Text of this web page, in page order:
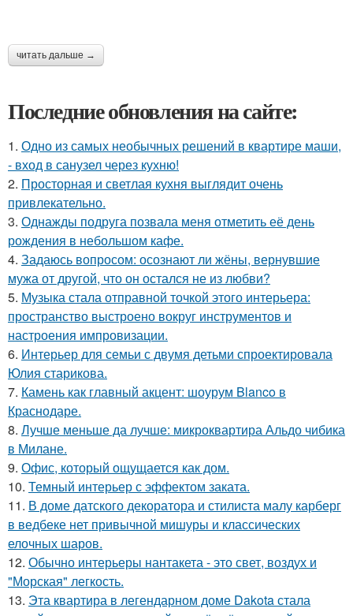
читать дальше →
Последние обновления на сайте:
1. Одно из самых необычных решений в квартире маши,
- вход в санузел через кухню!
2. Просторная и светлая кухня выглядит очень
привлекательно.
3. Однажды подруга позвала меня отметить её день
рождения в небольшом кафе.
4. Задаюсь вопросом: осознают ли жёны, вернувшие
мужа от другой, что он остался не из любви?
5. Музыка стала отправной точкой этого интерьера:
пространство выстроено вокруг инструментов и
настроения импровизации.
6. Интерьер для семьи с двумя детьми спроектировала
Юлия старикова.
7. Камень как главный акцент: шоурум Blanco в
Краснодаре.
8. Лучше меньше да лучше: микроквартира Альдо чибика
в Милане.
9. Офис, который ощущается как дом.
10. Темный интерьер с эффектом заката.
11. В доме датского декоратора и стилиста малу карберг
в ведбеке нет привычной мишуры и классических
елочных шаров.
12. Обычно интерьеры нантакета - это свет, воздух и
"Морская" легкость.
13. Эта квартира в легендарном доме Dakota стала